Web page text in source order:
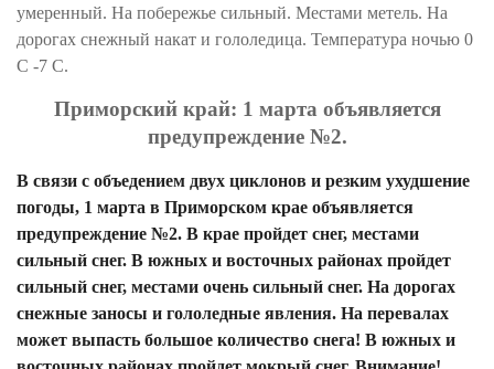
умеренный. На побережье сильный. Местами метель. На
дорогах снежный накат и гололедица. Температура ночью 0
С -7 С.
Приморский край: 1 марта объявляется
предупреждение №2.
В связи с объедением двух циклонов и резким ухудшение
погоды, 1 марта в Приморском крае объявляется
предупреждение №2. В крае пройдет снег, местами
сильный снег. В южных и восточных районах пройдет
сильный снег, местами очень сильный снег. На дорогах
снежные заносы и гололедные явления. На перевалах
может выпасть большое количество снега! В южных и